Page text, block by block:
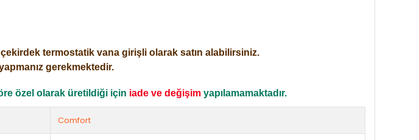
termostatik vana girişli olarak satın alabilirsiniz.
gerekmektedir.
özel olarak üretildiği için iade ve değişim yapılamamaktadır.
Comfort